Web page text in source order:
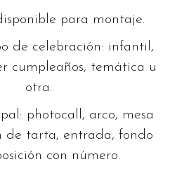
para montaje.
de celebración: infantil,
cumpleaños, temática u
otra.
photocall, arco, mesa
de tarta, entrada, fondo
con número.